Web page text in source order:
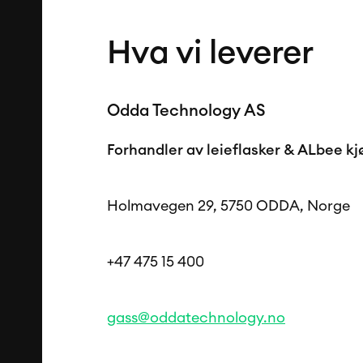
Hva vi leverer
Odda Technology AS
Forhandler av leieflasker & ALbee
Holmavegen 29, 5750 ODDA, Norge
+47 475 15 400
gass@oddatechnology.no